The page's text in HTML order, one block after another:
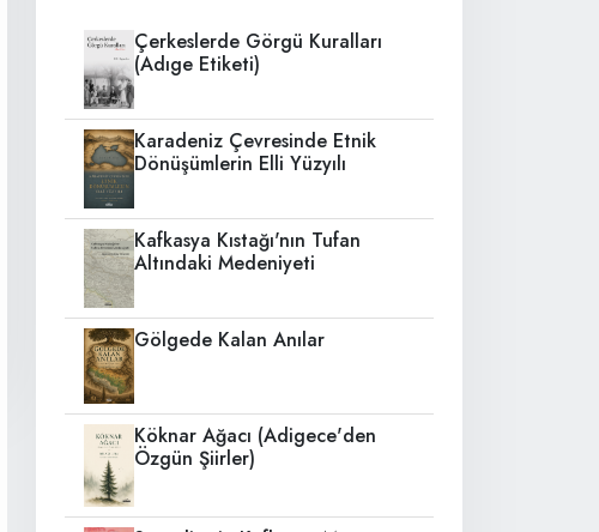
Çerkeslerde Görgü Kuralları
(Adıge Etiketi)
Karadeniz Çevresinde Etnik
Dönüşümlerin Elli Yüzyılı
Kafkasya Kıstağı'nın Tufan
Altındaki Medeniyeti
Gölgede Kalan Anılar
Köknar Ağacı (Adigece'den
Özgün Şiirler)